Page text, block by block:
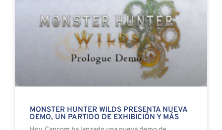
MONSTER HUNTER WILDS PRESENTA NUEVA
DEMO, UN PARTIDO DE EXHIBICIÓN Y MÁS